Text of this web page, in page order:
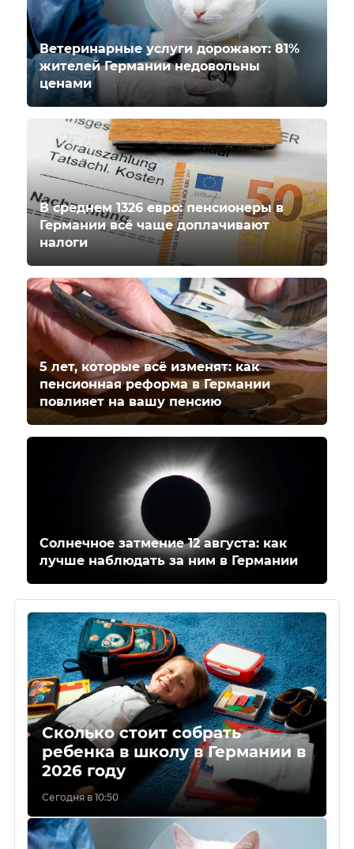
Ветеринарные услуги дорожают: 81%
жителей Германии недовольны
ценами
В среднем 1326 евро: пенсионеры в
Германии всё чаще доплачивают
налоги
5 лет, которые всё изменят: как
пенсионная реформа в Германии
повлияет на вашу пенсию
Солнечное затмение 12 августа: как
лучше наблюдать за ним в Германии
Сколько стоит собрать
ребенка в школу в Германии в
2026 году
Сегодня в 10:50